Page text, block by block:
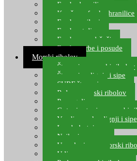
Feeder hranilice
Kopče za feeder hranilice
Feeder najloni
Feeder stolice
Feeder arm držači
Feeder torbe i posude
Morski ribolov
Štapovi za morski ribolov
Štapovi za lignje i sipe
SURF štapovi
Role za morski ribolov
Parangali
Gotovi setovi za morski
Varalice za lov lignji i sipe
Lov hobotnice
Najloni za more
Upredenice za morski
Udice za more